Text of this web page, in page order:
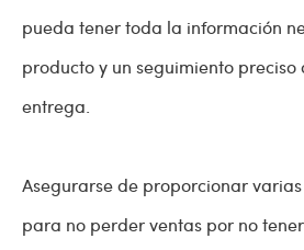
pueda tener toda la información
producto y un seguimiento preciso
entrega.
Asegurarse de proporcionar
para no perder ventas por no